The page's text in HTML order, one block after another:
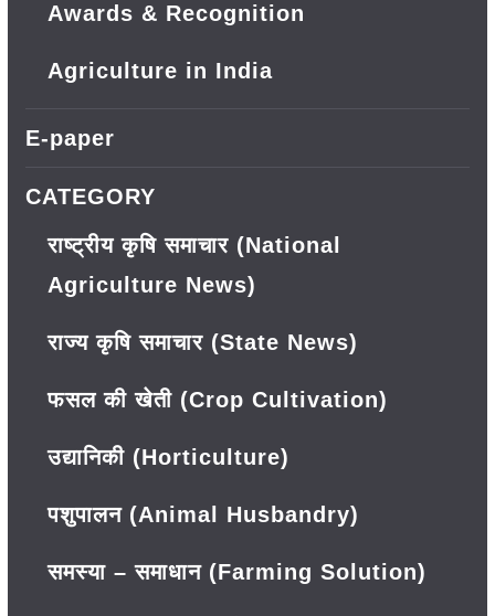
Awards & Recognition
Agriculture in India
E-paper
CATEGORY
राष्ट्रीय कृषि समाचार (National
Agriculture News)
राज्य कृषि समाचार (State News)
फसल की खेती (Crop Cultivation)
उद्यानिकी (Horticulture)
पशुपालन (Animal Husbandry)
समस्या – समाधान (Farming Solution)